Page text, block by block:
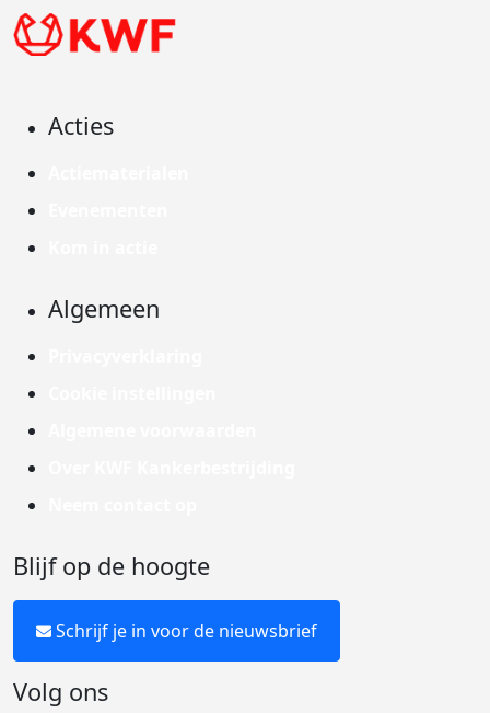
Acties
Algemeen
Blijf op de hoogte
Schrijf je in voor de nieuwsbrief
Volg ons